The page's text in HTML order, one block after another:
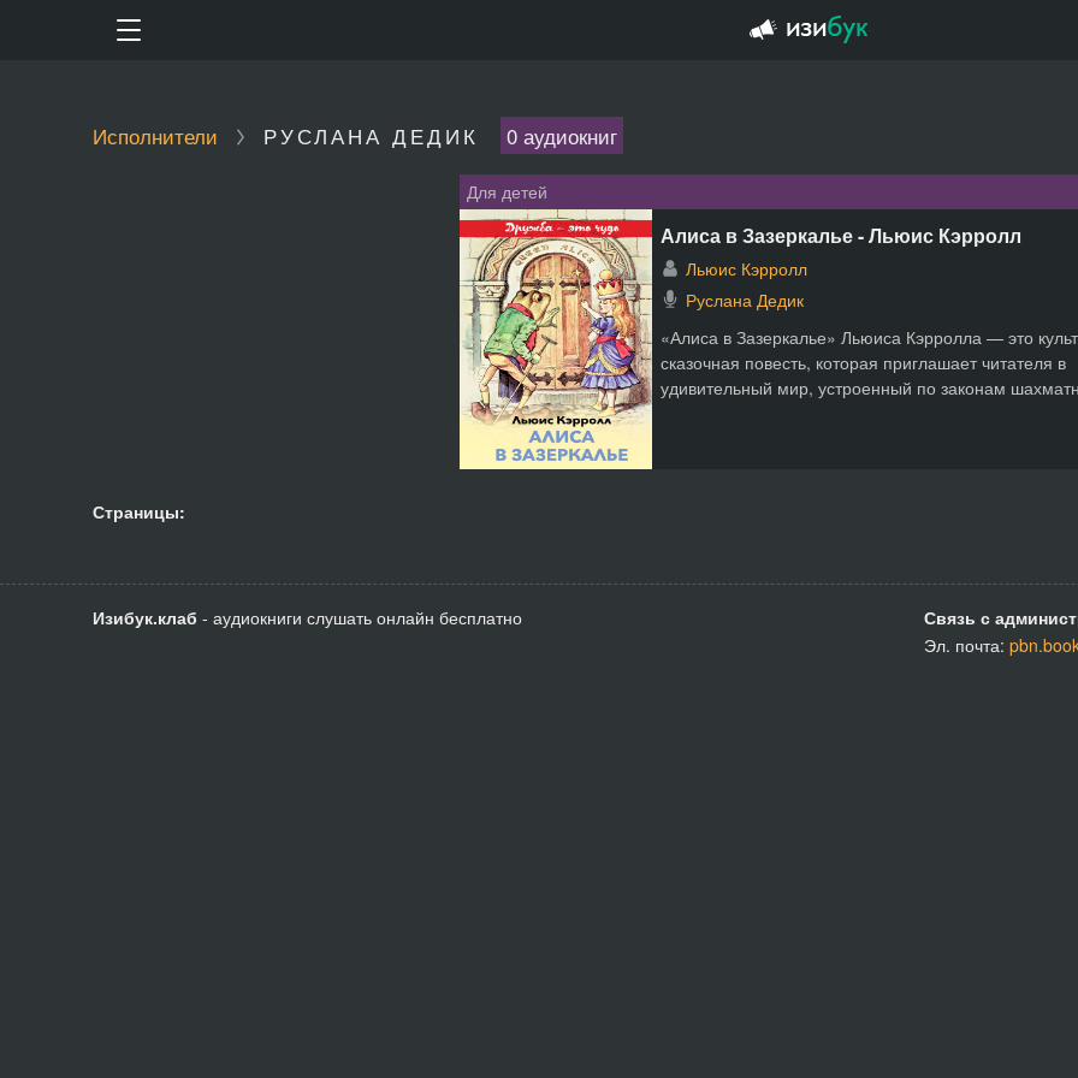
Исполнители РУСЛАНА ДЕДИК 0 аудиокниг
Для детей
Алиса в Зазеркалье - Льюис Кэрролл
Льюис Кэрролл
Руслана Дедик
«Алиса в Зазеркалье» Льюиса Кэрролла — это
сказочная повесть, которая приглашает читателя в
удивительный мир, устроенный по законам
Страницы:
Изибук.клаб - аудиокниги слушать онлайн бесплатно
Связь с
Эл. почта: